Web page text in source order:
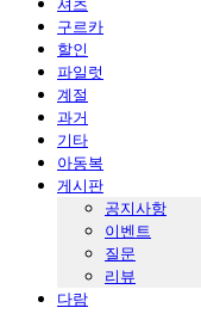
구르카
할인
파일럿
계절
과거
기타
아동복
게시판
공지사항
이벤트
질문
리뷰
다람